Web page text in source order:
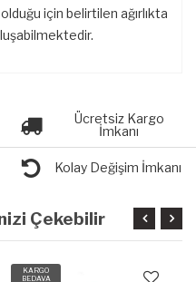
için belirtilen ağırlıkta
Ücretsiz Kargo
İmkanı
Kolay Değişim İmkanı
Çekebilir
KARGO
BEDAVA